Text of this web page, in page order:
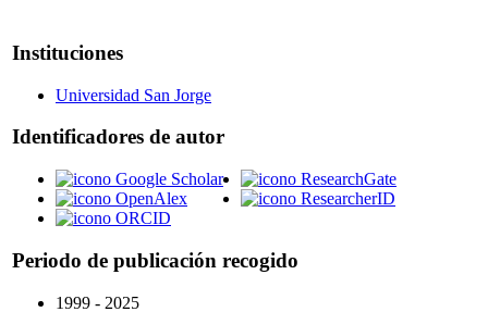
Instituciones
Universidad San Jorge
Identificadores de autor
Google Scholar
OpenAlex
ORCID
ResearchGate
ResearcherID
Periodo de publicación recogido
1999 - 2025